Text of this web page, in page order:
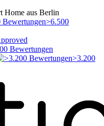
Home aus Berlin
>6.500
Bewertungen
>3.200